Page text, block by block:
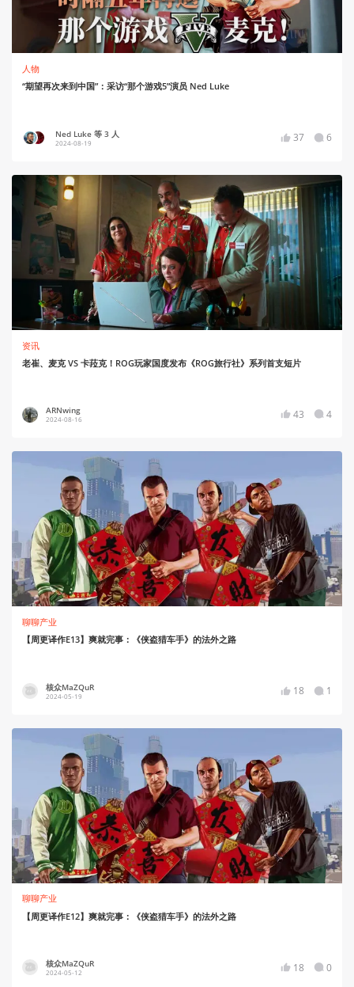
人物
“期望再次来到中国”：采访“那个游戏5”演员 Ned Luke
Ned Luke 等 3 人
2024-08-19 37 6
资讯
老崔、麦克 VS 卡菈克！ROG玩家国度发布《ROG旅行社》系列首支短片
ARNwing
2024-08-16 43 4
聊聊产业
【周更译作E13】爽就完事：《侠盗猎车手》的法外之路
核众MaZQuR
2024-05-19 18 1
聊聊产业
【周更译作E12】爽就完事：《侠盗猎车手》的法外之路
核众MaZQuR
2024-05-12 18 0